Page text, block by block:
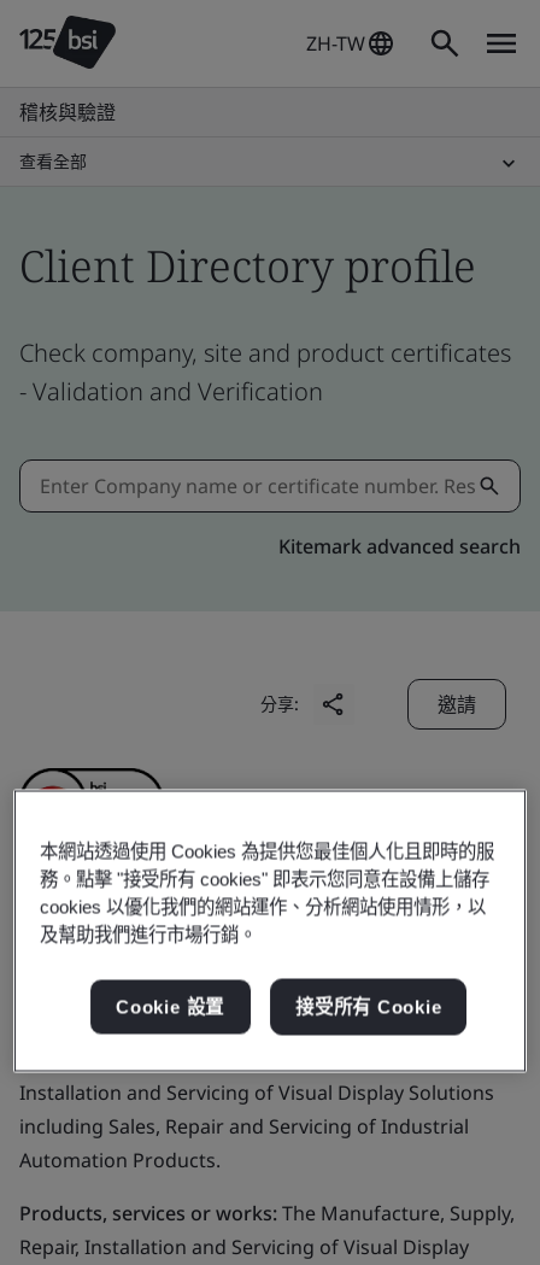
ZH-TW
稽核與驗證
查看全部
Client Directory profile
Check company, site and product certificates
- Validation and Verification
Kitemark advanced search
分享: 邀請
Delta Electronics India
Private Limited
Installation and Servicing of Visual Display Solutions
including Sales, Repair and Servicing of Industrial
Automation Products.
Products, services or works:The Manufacture, Supply,
Repair, Installation and Servicing of Visual Display
本網站透過使用 Cookies 為提供您最佳個人化且即時的服
務。點擊 "接受所有 cookies" 即表示您同意在設備上儲存
cookies 以優化我們的網站運作、分析網站使用情形，以
及幫助我們進行市場行銷。
Cookie 設置 接受所有 Cookie